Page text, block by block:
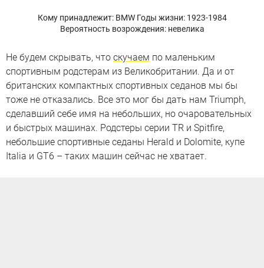
Кому принадлежит: BMW Годы жизни: 1923-1984
Вероятность возрождения: невелика
Не будем скрывать, что скучаем по маленьким
спортивным родстерам из Великобритании. Да и от
британских компактных спортивных седанов мы бы
тоже не отказались. Все это мог бы дать нам Triumph,
сделавший себе имя на небольших, но очаровательных
и быстрых машинах. Родстеры серии TR и Spitfire,
небольшие спортивные седаны Herald и Dolomite, купе
Italia и GT6 – таких машин сейчас не хватает.